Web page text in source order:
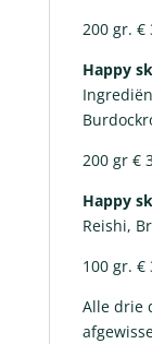
200 gr. €
Happy
200 gr €
Happy
Reishi,
100 gr. €
Alle drie